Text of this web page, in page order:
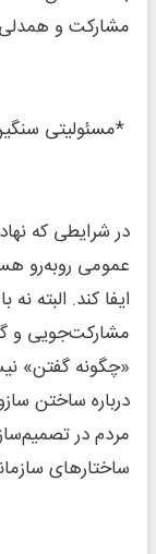
مشارکت و همدلی
*مسئولیتی
در شرایطی که
عمومی روبه‌رو
ایفا کند. البته
مشارکت‌جویی و
«چگونه گفتن»
درباره ساختن
مردم در
ساختارهای